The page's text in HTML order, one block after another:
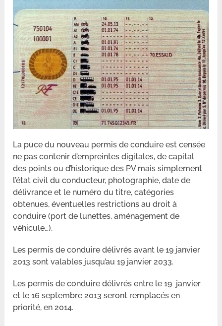
La puce du nouveau permis de conduire est censée
ne pas contenir d’empreintes digitales, de capital
des points ou d’historique des PV mais simplement
l’état civil du conducteur, photographie, date de
délivrance et le numéro du titre, catégories
obtenues, éventuelles restrictions au droit à
conduire (port de lunettes, aménagement de
véhicule…).
Les permis de conduire délivrés avant le 19 janvier
2013 sont valables jusqu’au 19 janvier 2033.
Les permis de conduire délivrés entre le 19 janvier
et le 16 septembre 2013 seront remplacés en
priorité, en 2014.